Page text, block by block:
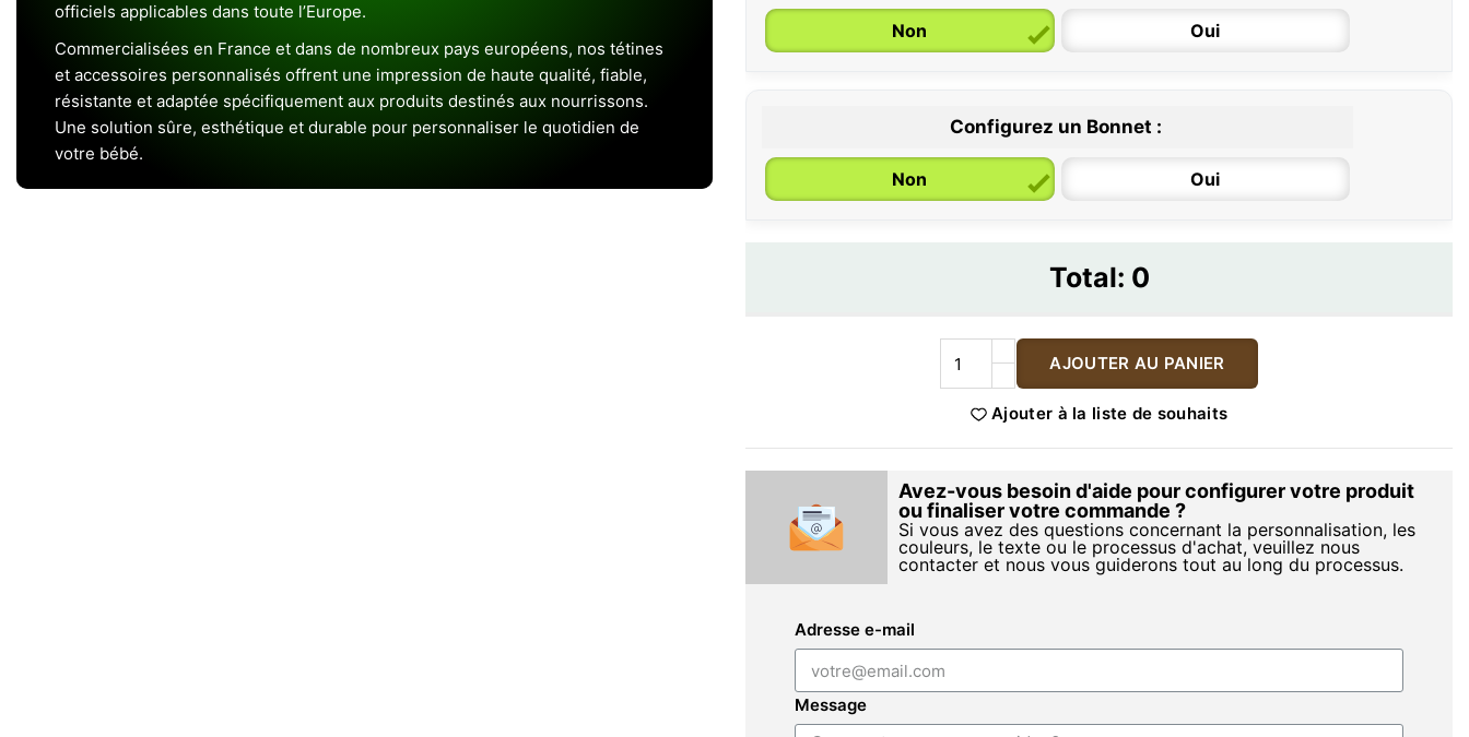
officiels applicables dans toute l’Europe.
Commercialisées en France et dans de nombreux pays européens, nos tétines
et accessoires personnalisés offrent une impression de haute qualité, fiable,
résistante et adaptée spécifiquement aux produits destinés aux nourrissons.
Une solution sûre, esthétique et durable pour personnaliser le quotidien de
votre bébé.
Non Oui
Configurez un Bonnet :
Non Oui
Total: 0
AJOUTER AU PANIER
Ajouter à la liste de souhaits
Avez-vous besoin d'aide pour configurer votre produit
ou finaliser votre commande ?
Si vous avez des questions concernant la personnalisation, les
couleurs, le texte ou le processus d'achat, veuillez nous
contacter et nous vous guiderons tout au long du processus.
Adresse e-mail
Message